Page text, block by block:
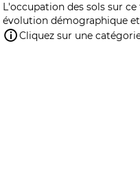
L'occupation des sols sur
évolution démographique
Cliquez sur une